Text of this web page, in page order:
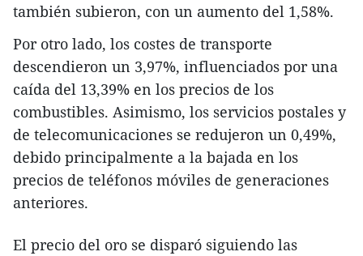
también subieron, con un aumento del 1,58%.
Por otro lado, los costes de transporte
descendieron un 3,97%, influenciados por una
caída del 13,39% en los precios de los
combustibles. Asimismo, los servicios postales y
de telecomunicaciones se redujeron un 0,49%,
debido principalmente a la bajada en los
precios de teléfonos móviles de generaciones
anteriores.
El precio del oro se disparó siguiendo las